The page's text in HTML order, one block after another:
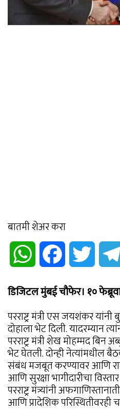
बातमी शेअर करा
WhatsApp Facebook Twitter
डिजिटल मुंबई चौफेर। १०
परराष्ट्र मंत्री एस जयशंकर यांनी
दोहाला भेट दिली. यादरम्यान
परराष्ट्र मंत्री शेख मोहम्मद
भेट घेतली. दोन्ही नेत्यांमधील
संबंध मजबूत करण्यावर आणि
आणि सुरक्षा भागीदारीचा
परराष्ट्र मंत्र्यांनी
आणि प्रादेशिक परिस्थितीवरही